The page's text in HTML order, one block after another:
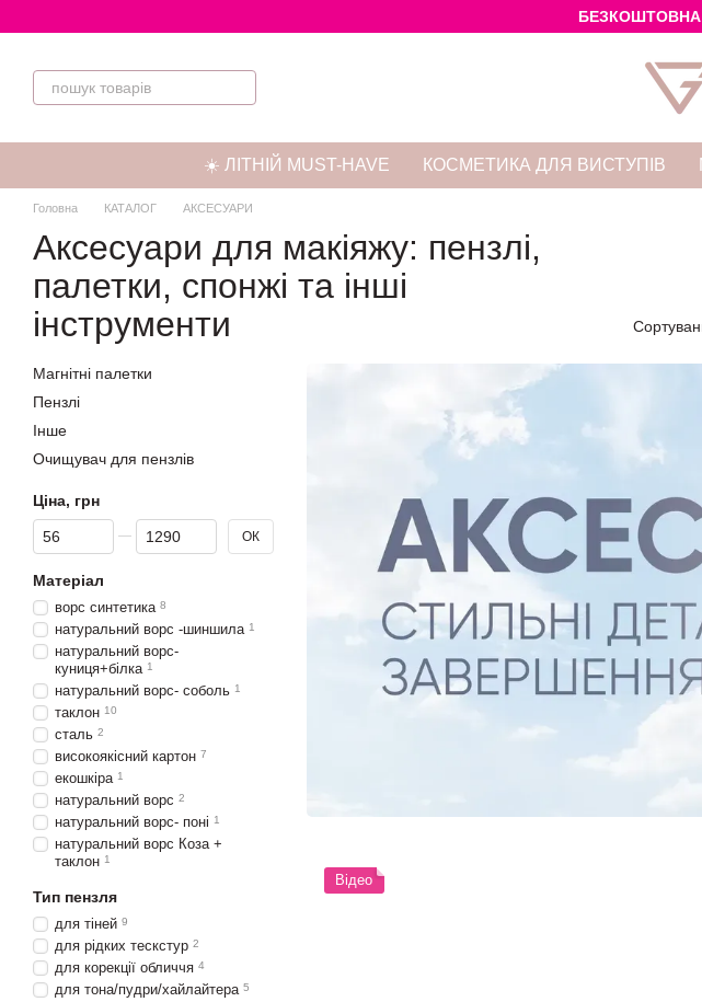
БЕЗКОШТОВНА
☀️ ЛІТНІЙ MUST-HAVE КОСМЕТИКА ДЛЯ ВИСТУПІВ
Головна КАТАЛОГ АКСЕСУАРИ
Аксесуари для макіяжу: пензлі,
палетки, спонжі та інші
інструменти
Відео
Магнітні палетки
Пензлі
Iнше
Очищувач для пензлів
Ціна, грн
Від Ціна, грн
До Ціна, грн ОК
Матеріал
ворс синтетика 8
натуральний ворс -шиншила 1
натуральний ворс-
куниця+білка 1
натуральний ворс- соболь 1
таклон 10
сталь 2
високоякісний картон 7
екошкіра 1
натуральний ворс 2
натуральний ворс- поні 1
натуральний ворс Коза +
таклон 1
Тип пензля
для тіней 9
для рідких тескстур 2
для корекції обличчя 4
для тона/пудри/хайлайтера 5